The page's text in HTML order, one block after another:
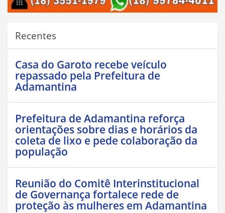
Recentes
Casa do Garoto recebe veículo
repassado pela Prefeitura de
Adamantina
Prefeitura de Adamantina reforça
orientações sobre dias e horários da
coleta de lixo e pede colaboração da
população
Reunião do Comitê Interinstitucional
de Governança fortalece rede de
proteção às mulheres em Adamantina